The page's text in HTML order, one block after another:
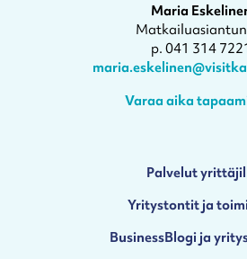
Maria
p. 041 314
Varaa aika
Palvelut
Yritystontit ja
BusinessBlogi ja